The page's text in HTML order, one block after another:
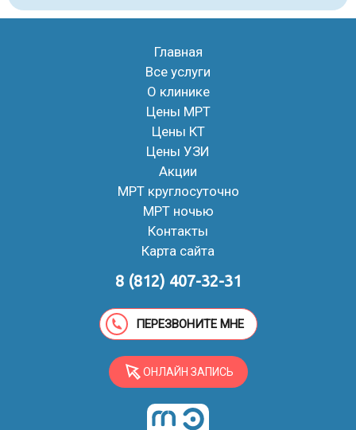
Главная
Все услуги
О клинике
Цены МРТ
Цены КТ
Цены УЗИ
Акции
МРТ круглосуточно
МРТ ночью
Контакты
Карта сайта
8 (812) 407-32-31
ПЕРЕЗВОНИТЕ МНЕ
ОНЛАЙН ЗАПИСЬ